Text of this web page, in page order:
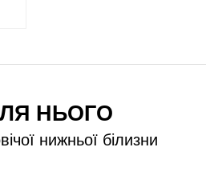
НЬОГО
нижньої білизни